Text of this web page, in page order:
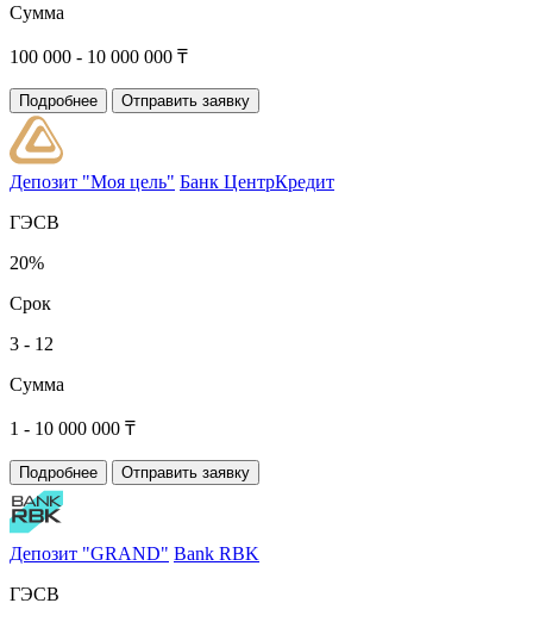
Сумма
100 000 - 10 000 000 ₸
Подробнее Отправить заявку
Депозит "Моя цель" Банк ЦентрКредит
ГЭСВ
20%
Срок
3 - 12
Сумма
1 - 10 000 000 ₸
Подробнее Отправить заявку
Депозит "GRAND" Bank RBK
ГЭСВ